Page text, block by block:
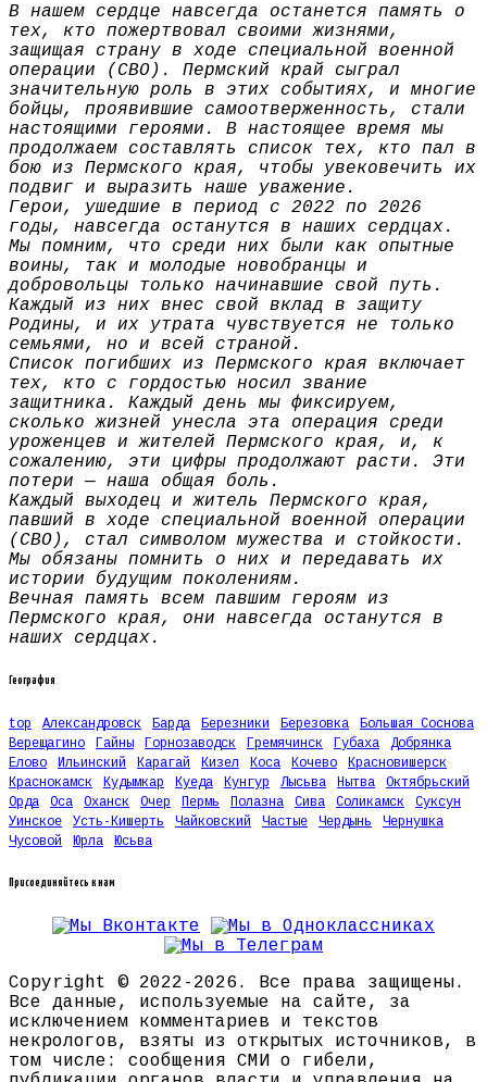
В нашем сердце навсегда останется память о
тех, кто пожертвовал своими жизнями,
защищая страну в ходе специальной военной
операции (СВО). Пермский край сыграл
значительную роль в этих событиях, и многие
бойцы, проявившие самоотверженность, стали
настоящими героями. В настоящее время мы
продолжаем составлять список тех, кто пал в
бою из Пермского края, чтобы увековечить их
подвиг и выразить наше уважение.
Герои, ушедшие в период с 2022 по 2026
годы, навсегда останутся в наших сердцах.
Мы помним, что среди них были как опытные
воины, так и молодые новобранцы и
добровольцы только начинавшие свой путь.
Каждый из них внес свой вклад в защиту
Родины, и их утрата чувствуется не только
семьями, но и всей страной.
Список погибших из Пермского края включает
тех, кто с гордостью носил звание
защитника. Каждый день мы фиксируем,
сколько жизней унесла эта операция среди
уроженцев и жителей Пермского края, и, к
сожалению, эти цифры продолжают расти. Эти
потери — наша общая боль.
Каждый выходец и житель Пермского края,
павший в ходе специальной военной операции
(СВО), стал символом мужества и стойкости.
Мы обязаны помнить о них и передавать их
истории будущим поколениям.
Вечная память всем павшим героям из
Пермского края, они навсегда останутся в
наших сердцах.
География
top Александровск Барда Березники Березовка
Большая Соснова
Верещагино
Гайны Горнозаводск Гремячинск Губаха
Добрянка
Елово
Ильинский Карагай Кизел Коса Кочево
Красновишерск
Краснокамск
Кудымкар Куеда Кунгур Лысьва Нытва
Октябрьский
Орда
Оса Оханск Очер Пермь Полазна Сива Соликамск
Суксун
Уинское
Усть-Кишерть Чайковский Частые Чердынь
Чернушка
Чусовой
Юрла Юсьва
Присоединяйтесь к нам
Copyright © 2022-2026. Все права защищены.
Все данные, используемые на сайте, за
исключением комментариев и текстов
некрологов, взяты из открытых источников, в
том числе: сообщения СМИ о гибели,